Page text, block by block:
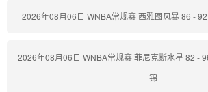
2026年08月06日 WNBA常规赛 西雅图风暴 86 -
2026年08月06日 WNBA常规赛 菲尼克斯水星 82 -
锦